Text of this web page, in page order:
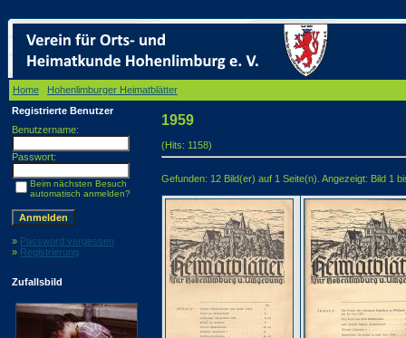
Home Hohenlimburger Heimatblätter
Registrierte Benutzer
Benutzername:
Passwort:
Beim nächsten Besuch
automatisch anmelden?
» Password vergessen
» Registrierung
Zufallsbild
1959
(Hits: 1158)
Gefunden: 12 Bild(er) auf 1 Seite(n). Angezeigt: Bild 1